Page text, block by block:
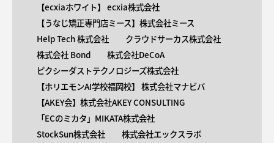
【​ecxiaホワイト】 ecxia株式会社
【​うなじ矯正専門店ミース】株式会社ミース
Help Tech 株式会社
クラウドサーカス株式会社
株式会社 Bond
株式会社DeCoA
ピクシーダストテクノロジーズ株式会社
【ホリエモンAI学校福岡校】 株式会社マナビバ
【AKEY会】株式会社AKEY CONSULTING
「ECのミカタ」MIKATA株式会社
StockSun株式会社
株式会社エックスラボ